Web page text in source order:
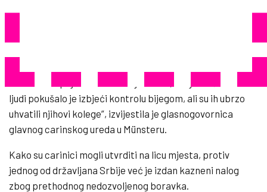
Ukrajine, koji nisu imali potrebne dozvole za boravak te
German cuisine cookbooks
ljudi pokušalo je izbjeći kontrolu bijegom, ali su ih ubrzo
uhvatili njihovi kolege”, izvijestila je glasnogovornica
glavnog carinskog ureda u Münsteru.
Kako su carinici mogli utvrditi na licu mjesta, protiv
jednog od državljana Srbije već je izdan kazneni nalog
zbog prethodnog nedozvoljenog boravka.